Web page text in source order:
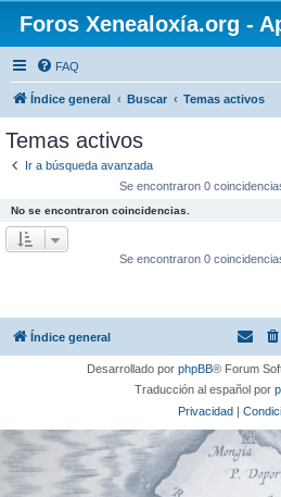
Foros Xenealoxía.org -
FAQ
Índice general Buscar Temas activos
Temas activos
Ir a búsqueda avanzada
Se encontraron 0
No se encontraron coincidencias.
Se encontraron 0
Índice general
Desarrollado por phpBB® Forum
Traducción al español por
Privacidad |